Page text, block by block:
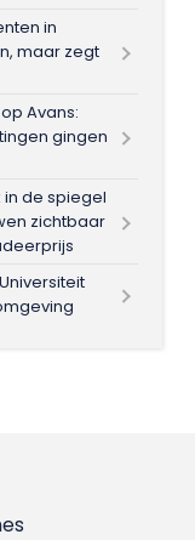
in
maar zegt
Avans:
gingen
in de spiegel
zichtbaar